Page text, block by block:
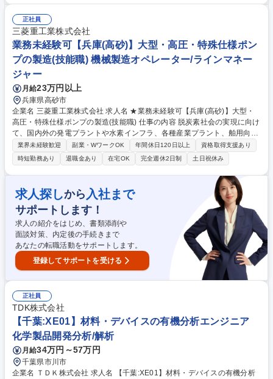
析手法の開発と最適化 ■分析結果のデータ処理と報告書作成 【仕事の魅
力】世界トップクラスの分析会社として、最先端の技術開発に不可欠な高
難度の分析に携われます。 募集職種 【横浜/分析エンジニア】東芝グルー
プ/微量化学/年休126日/住宅手当有
正社員
三菱重工業株式会社
業務未経験可【兵庫(高砂)】大型・高圧・特殊仕様ポン
プの製造(技能職) 機械製造オペレーター/ラインマネー
ジャー
月給23万円以上
兵庫県高砂市
企業名 三菱重工業株式会社 求人名 ★業務未経験可【兵庫(高砂)】大型・
高圧・特殊仕様ポンプの製造(技能職) 仕事の内容 脱炭素社会の実現に向け
て、国内外の発電プラントや水素インフラ、各種産業プラント、舶用向け
など多様な社会基盤を支える大型・高圧・特殊仕様ポンプにおける製造業
務をお任せします。 【詳細】これまでの経験や適性に応じて、以下2職種
のいずれかの業務をお任せします。■機械職：NC工作機械を用いたポンプ
部品の精密機械加工をお任せします。高い技術力が求められる工程で、製
品の品質を左右する重要な役割を担って頂きます。■仕上組立職：完成品
ポンプの調整・組立、試運転を行い、現地での据付指導や分解組立指導も
行います。現場での実務経験を通じて幅広いスキルを身につけていただけ
る環境です。 募集職種 ★業務未経験可【兵庫(高砂)】大型・高圧・特殊仕
様ポンプの製造(技能職)
業界未経験歓迎 副業・WワークOK 年間休日120日以上
資格取得支援あり
時短勤務あり
退職金あり 在宅OK 完全週休2日制 土日祝休み
求人探しから 入社まで
サポートします！
求人の紹介をはじめ、書類添削や
面談対策、内定後の手続きまで
あなたの転職活動をサポートします。
登録してサポートを受ける
正社員
TDK株式会社
【千葉:XE01】材料・デバイスの有機分析エンジニア
化学製品開発分析/解析
月給34万円～57万円
千葉県市川市
企業名 ＴＤＫ株式会社 求人名 【千葉:XE01】材料・デバイスの有機分析